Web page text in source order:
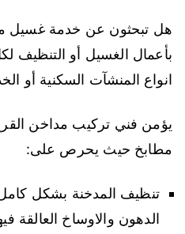
هل تبحثون عن خدمة غسيل
بأعمال الغسيل أو التنظيف
انواع المنشآت السكنية أو
يؤمن فني تركيب مداخن
مطابخ حيث يحرص على:
تنظيف المدخنة بشكل
الدهون والاوساخ العالقة